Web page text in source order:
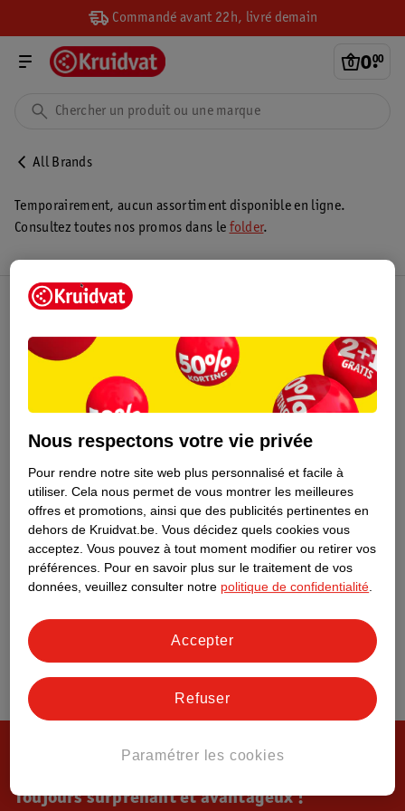
Commandé avant 22h, livré demain
0.
00
All Brands
Temporairement, aucun assortiment disponible en ligne.
Consultez toutes nos promos dans le folder.
Toujours surprenant et avantageux !
Nous respectons votre vie privée
Pour rendre notre site web plus personnalisé et facile à
utiliser. Cela nous permet de vous montrer les meilleures
offres et promotions, ainsi que des publicités pertinentes en
dehors de Kruidvat.be. Vous décidez quels cookies vous
acceptez. Vous pouvez à tout moment modifier ou retirer vos
préférences. Pour en savoir plus sur le traitement de vos
données, veuillez consulter notre politique de confidentialité
Paramétrer les cookies
Refuser
Accepter